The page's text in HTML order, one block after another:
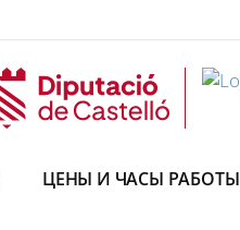
ЦЕНЫ И ЧАСЫ РАБОТЫ